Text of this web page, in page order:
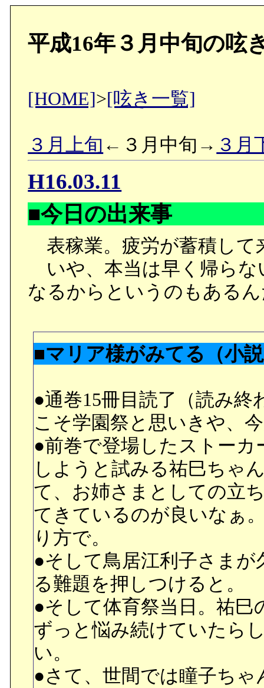
平成16年３月中旬の呟
[HOME]>[呟き一覧]
３月上旬 ←３月中旬→ ３月
H16.03.11
■今日の出来事
表稼業。疲労が蓄積して
いや、本当は早く帰らな
なるからというのもある
■マリア様がみてる（小
●通巻15冊目読了（読み
こそ学園祭と思いきや、
●前巻で登場したストー
しようと試みる祐巳ちゃ
て、お姉さまとしての立
てきているのが良いなぁ
り方で。
●そして鳥居江利子さま
る難題を押しつけると。
●そして体育祭当日。祐
ずっと悩み続けていたら
い。
●さて、世間では瞳子ち